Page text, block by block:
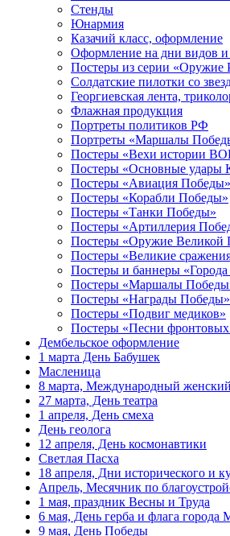
культурного наследия
1 мая, праздник Весны и Труда
6 мая, День герба и флага города
9 мая, День Победы
24 мая, День славянской
письменности и культуры
28 мая, День пограничника
1 июня, День защиты детей
8 июня, День социального работника
12 июня, День России
День медицинского работника
(третье воскресенье июня)
22 июня, День памяти и скорби
Выпускной для школ и ВУЗов
29 июня, День партизан и
подпольщиков
3 июля, День ГАИ (ГИБДД)
8 июля, День Семьи Любви и
Верности
День рыбака (второе воскресенье
июля)
День ВМФ (последнее воскресенье
июля)
28 июля, День Крещения Руси
Стенды
Юнармия
Казачий класс, оформление
Оформление на дни видов и
Постеры из серии «Оружие
Солдатские пилотки со
Георгиевская лента,
Флажная продукция
Портреты политиков РФ
Портреты «Маршалы
Постеры «Вехи истории
Постеры «Основные удары
Постеры «Авиация Победы»
Постеры «Корабли Победы»
Постеры «Танки Победы»
Постеры «Артиллерия
Постеры «Оружие Великой
Постеры «Великие
Постеры и баннеры «Города
Постеры «Маршалы
Постеры «Награды Победы»
Постеры «Подвиг медиков»
Постеры «Песни фронтовых
Дембельское оформление
1 марта День Бабушек
Масленица
8 марта, Международный
27 марта, День театра
1 апреля, День смеха
День геолога
12 апреля, День космонавтики
Светлая Пасха
18 апреля, Дни исторического и
Апрель, Месячник по
1 мая, праздник Весны и Труда
6 мая, День герба и флага города
9 мая, День Победы